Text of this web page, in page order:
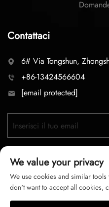
Contattaci
6# Via Tongshun,
+86-13424566604
[email protected]
We value your privacy
We use cookies and similar
don't want to accept all cookies,